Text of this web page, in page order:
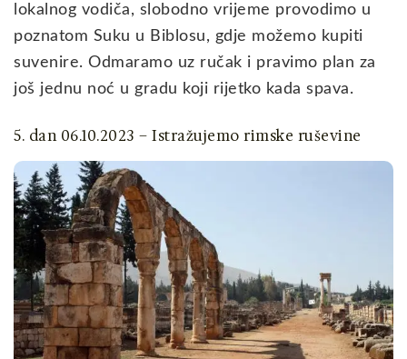
lokalnog vodiča, slobodno vrijeme provodimo u
poznatom Suku u Biblosu, gdje možemo kupiti
suvenire. Odmaramo uz ručak i pravimo plan za
još jednu noć u gradu koji rijetko kada spava.
5. dan 06.10.2023 – Istražujemo rimske ruševine